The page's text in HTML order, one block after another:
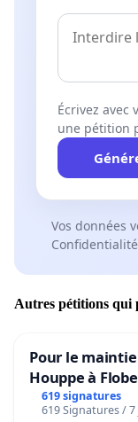
Écrivez avec
une pétition
Vos données
Autres pétitions qui
Pour le
Houppe à
619 signatures
619 Signatures /